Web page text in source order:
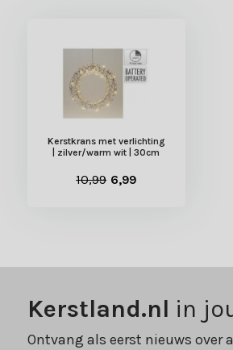
Kerstkrans met verlichting
| zilver/warm wit | 30cm
10,99 6,99
Kerstland.nl in
Ontvang als eerst nieuws over